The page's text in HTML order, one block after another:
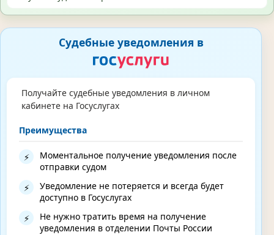
Судебные уведомления в
Получайте судебные уведомления в личном
кабинете на Госуслугах
Преимущества
⚡
Моментальное получение уведомления после
отправки судом
⚡
Уведомление не потеряется и всегда будет
доступно в Госуслугах
⚡
Не нужно тратить время на получение
уведомления в отделении Почты России